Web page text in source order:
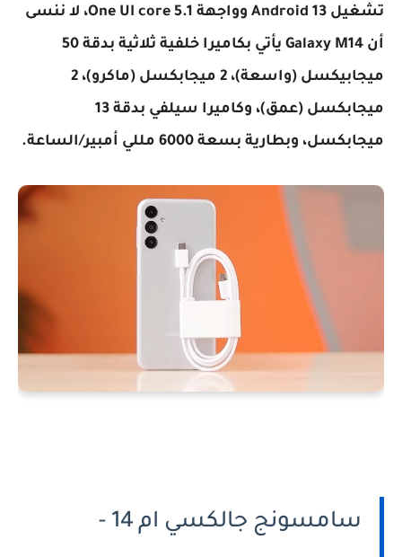
تشغيل Android 13 وواجهة One UI core 5.1، لا ننسى
أن Galaxy M14 يأتي بكاميرا خلفية ثلاثية بدقة 50
ميجابيكسل (واسعة)، 2 ميجابكسل (ماكرو)، 2
ميجابكسل (عمق)، وكاميرا سيلفي بدقة 13
ميجابكسل، وبطارية بسعة 6000 مللي أمبير/الساعة.
سامسونج جالكسي ام 14 -